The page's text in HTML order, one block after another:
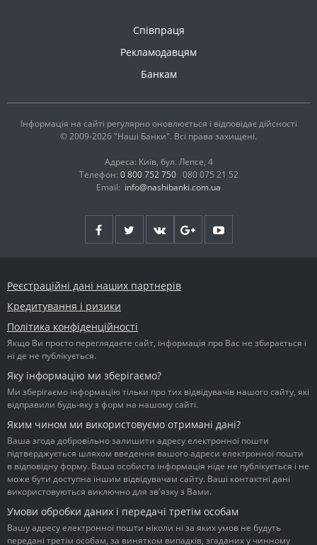
Співпраця
Рекламодавцям
Банкам
Інформація на сайті регулярно оновлюється і відповідає дійсності
© 2009-2026 "Наші Банки". Всі права захищені.
Адреса: Київ, бул. Лепсе, 4
Телефон: 0 800 752 750 080 075 21 52
Email: info@nashibanki.com.ua
Реєстраційні дані наших партнерів
Кредитування і ризики
Політика конфіденційності
Якщо Ви просто переглядаєте сайт, інформація про Вас не збирається і
ні де не публікується.
Яку інформацію ми зберігаємо?
Ми зберігаємо інформацію тільки про тих відвідувачів нашого сайту, які
відправили будь-яку з форм на нашому сайті.
Яким чином ми використовуємо отримані дані?
Ваша згода добровільно залишити адресу електронної пошти
підтверджується шляхом введення вашого адреси електронної пошти
в відповідну форму. Ваша особиста інформація ніде не публікується і не
може бути доступна іншим відвідувачам сайту. Ваші контактні дані
використовуються виключно для зв'язку з Вами.
Умови обробки даних і передачі третім особам
Вашу адресу електронної пошти ніколи ні за яких умов не будуть
передані третім особам, за винятком випадків, згаданих у чинному